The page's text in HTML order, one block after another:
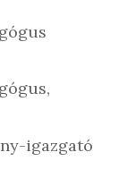
igazgató